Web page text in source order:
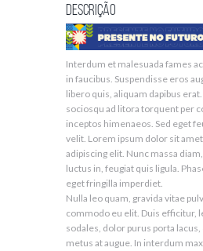
Descrição
Interdum et malesuada fames
in faucibus. Suspendisse eros
libero quis, aliquam dapibus
sociosqu ad litora torquent per
inceptos himenaeos. Sed eget
velit. Lorem ipsum dolor sit
adipiscing elit. Nunc massa
luctus in, feugiat quis ligula.
eget fringilla imperdiet.
Nulla leo quam, gravida vitae
commodo eu elit. Duis efficitur,
sodales, dolor purus porta
metus at augue. In interdum